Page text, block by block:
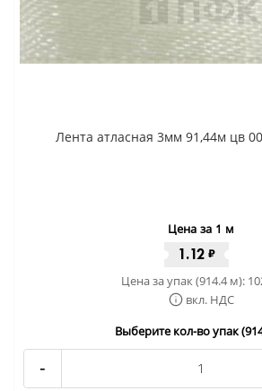
Лента атласная 3мм 91,44м цв
Цена за 1 м
1.12 ₽
Цена за упак (914.4 м):
вкл. НДС
Выберите кол-во упак
-